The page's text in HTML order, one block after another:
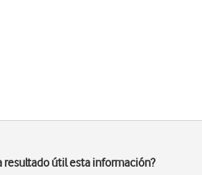
resultado útil esta información?